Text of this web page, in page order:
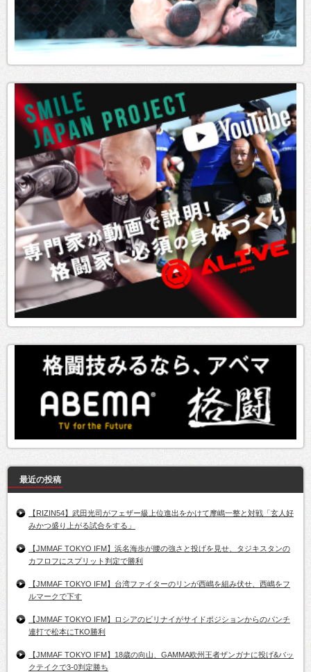
最近の投稿
【RIZIN54】武田光司がフェザー級上位進出をかけて摩嶋一整と対戦「玄人好
みかつ盛り上がる試合をする」
【JMMAF TOKYO IFM】浜名海歩が腰の強さと投げを見せ、タジキスタンの
カフロフにスプリット判定で勝利
【JMMAF TOKYO IFM】台湾ファイターのリンが西嶋を組み伏せ、西嶋をフ
ルマークで下す
【JMMAF TOKYO IFM】ロシアのビリナイがサイドポジションからのパンチ
連打で松本にTKO勝利
【JMMAF TOKYO IFM】18歳の向山、GAMMA欧州王者ザンガナに投げ&バッ
クテイクで3-0判定勝ち